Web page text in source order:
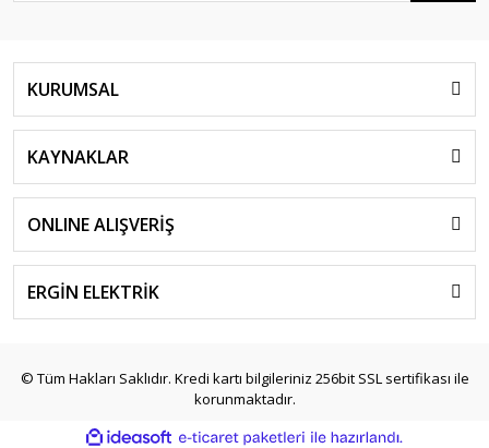
KURUMSAL
KAYNAKLAR
ONLINE ALIŞVERİŞ
ERGİN ELEKTRİK
© Tüm Hakları Saklıdır. Kredi kartı bilgileriniz 256bit SSL sertifikası ile
korunmaktadır.
ideasoft e-